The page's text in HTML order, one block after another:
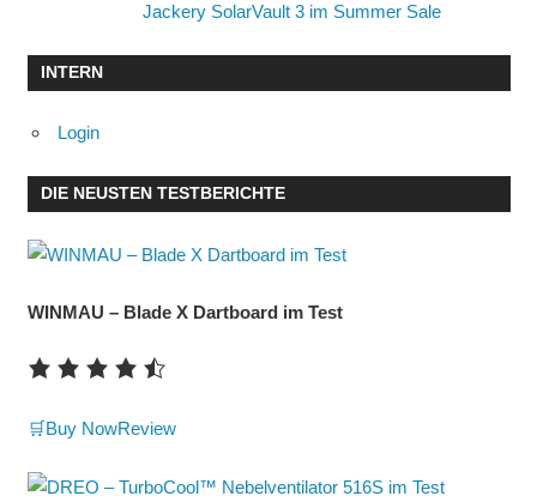
Jackery SolarVault 3 im Summer Sale
INTERN
Login
DIE NEUSTEN TESTBERICHTE
WINMAU – Blade X Dartboard im Test
🛒Buy NowReview